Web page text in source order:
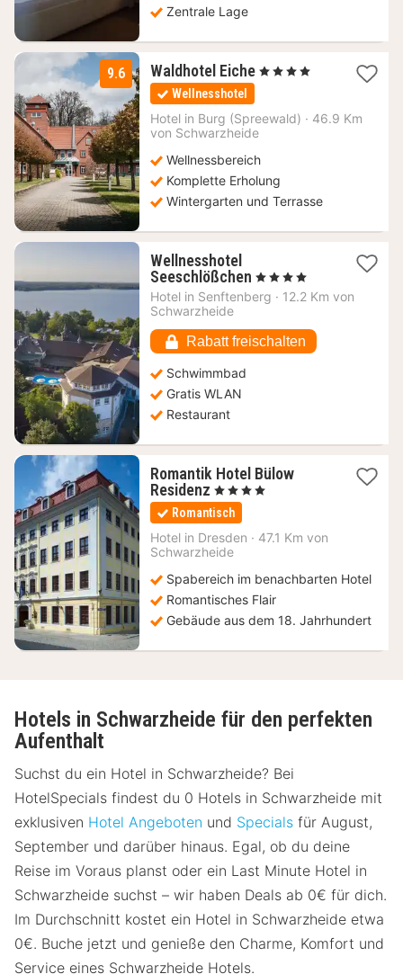
Zentrale Lage
9.6 Waldhotel Eiche 1
150,65
€
, 4 Sterne
Wellnesshotel
Hotel in Burg (Spreewald) · 46.9 Km
von Schwarzheide
Wellnessbereich
Komplette Erholung
Wintergarten und Terrasse
Wellnesshotel
Seeschlößchen 1
Nacht
ab
€
, 4 Sterne
Hotel in Senftenberg · 12.2 Km von
Schwarzheide
Rabatt freischalten
Schwimmbad
Gratis WLAN
Restaurant
Romantik Hotel Bülow
Residenz 1
Nacht
ab
95,40
€
, 4 Sterne
Romantisch
Hotel in Dresden · 47.1 Km von
Schwarzheide
Spabereich im benachbarten Hotel
Romantisches Flair
Gebäude aus dem 18. Jahrhundert
Hotels in Schwarzheide für den perfekten
Aufenthalt
Suchst du ein Hotel in Schwarzheide? Bei
HotelSpecials findest du 0 Hotels in Schwarzheide mit
exklusiven Hotel Angeboten und Specials für August,
September und darüber hinaus. Egal, ob du deine
Reise im Voraus planst oder ein Last Minute Hotel in
Schwarzheide suchst – wir haben Deals ab 0€ für dich.
Im Durchschnitt kostet ein Hotel in Schwarzheide etwa
0€. Buche jetzt und genieße den Charme, Komfort und
Service eines Schwarzheide Hotels.